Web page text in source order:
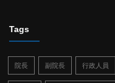
Tags
院長 副院長 行政人員